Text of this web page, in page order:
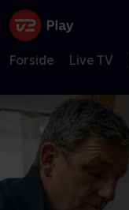
Forside Live TV